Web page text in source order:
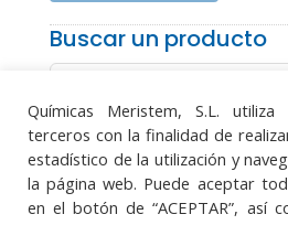
Buscar un producto
Aviso legal ·Política de
Químicas Meristem, S.L.
terceros con la finalidad de
estadístico de la utilización y
la página web. Puede aceptar
en el botón de “ACEPTAR”, así